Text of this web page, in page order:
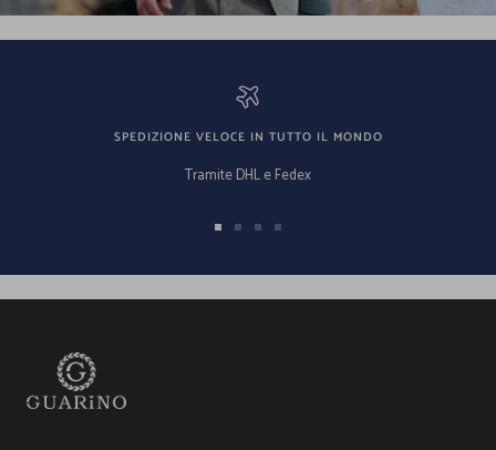
SPEDIZIONE VELOCE IN TUTTO IL MONDO
Tramite DHL e Fedex
Vai Vai Vai Vai